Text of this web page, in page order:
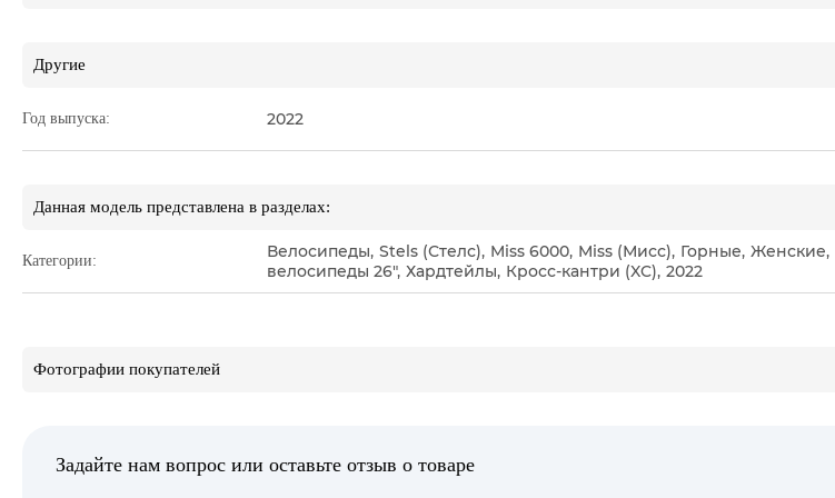
Другие
Год выпуска: 2022
Данная модель представлена в разделах:
Категории: Велосипеды, Stels (Стелс), Miss 6000, Miss (Мисс), Горные, Женские,
велосипеды 26", Хардтейлы, Кросс-кантри (XC), 2022
Фотографии покупателей
Задайте нам вопрос или оставьте отзыв о товаре